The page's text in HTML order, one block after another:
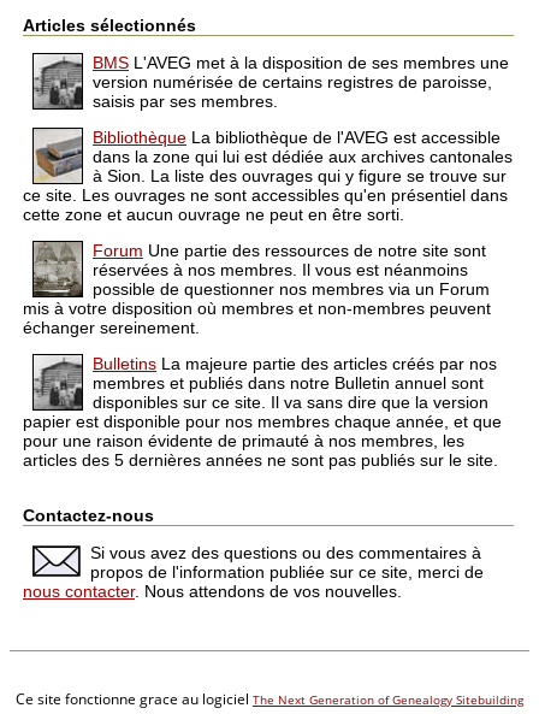
Articles sélectionnés
BMS L'AVEG met à la disposition de ses membres une
version numérisée de certains registres de paroisse,
saisis par ses membres.
Bibliothèque La bibliothèque de l'AVEG est accessible
dans la zone qui lui est dédiée aux archives cantonales
à Sion. La liste des ouvrages qui y figure se trouve sur
ce site. Les ouvrages ne sont accessibles qu'en présentiel dans
cette zone et aucun ouvrage ne peut en être sorti.
Forum Une partie des ressources de notre site sont
réservées à nos membres . Il vous est néanmoins
possible de questionner nos membres via un Forum
mis à votre disposition où membres et non-membres peuvent
échanger sereinement.
Bulletins La majeure partie des articles créés par nos
membres et publiés dans notre Bulletin annuel sont
disponibles sur ce site. Il va sans dire que la version
papier est disponible pour nos membres chaque année, et que
pour une raison évidente de primauté à nos membres, les
articles des 5 dernières années ne sont pas publiés sur le site.
Contactez-nous
Si vous avez des questions ou des commentaires à
propos de l'information publiée sur ce site, merci de
nous contacter. Nous attendons de vos nouvelles.
Ce site fonctionne grace au logiciel The Next Generation of Genealogy Sitebuilding